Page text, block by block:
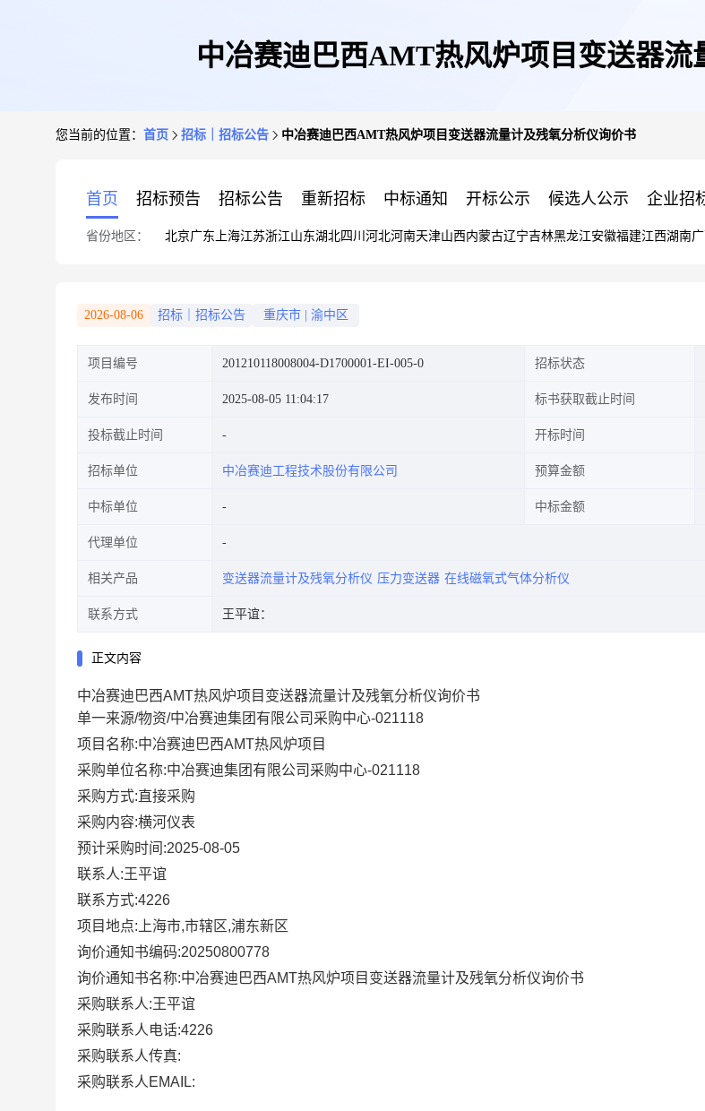
中冶赛迪巴西AMT热风炉项目变送器流
您当前的位置： 首页 招标｜招标公告 中冶赛迪巴西AMT热风炉项目变送器流量计及残氧分析仪询价书
首页 招标预告 招标公告 重新招标 中标通知 开标公示 候选人公示 企业招
省份地区： 北京广东 上海江苏浙江山东湖北四川 河北河南天津山西内蒙古辽宁吉林黑龙江安徽福建江西湖南
2026-08-06 招标｜招标公告 重庆市 渝中区
项目编号 201210118008004-D1700001-EI-005-0 招标状态
发布时间 2025-08-05 11:04:17 标书获取截止时间
投标截止时间 开标时间
招标单位 中冶赛迪工程技术股份有限公司 预算金额
中标单位 中标金额
代理单位
相关产品 变送器流量计及残氧分析仪 压力变送器 在线磁氧式气体分析仪
联系方式 王平谊：
正文内容
中冶赛迪巴西AMT热风炉项目变送器流量计及残氧分析仪询价书
单一来源/物资/中冶赛迪集团有限公司采购中心-021118
项目名称:中冶赛迪巴西AMT热风炉项目
采购单位名称:中冶赛迪集团有限公司采购中心-021118
采购方式:直接采购
采购内容:横河仪表
预计采购时间:2025-08-05
联系人:王平谊
联系方式:4226
项目地点:上海市,市辖区,浦东新区
询价通知书编码:20250800778
询价通知书名称:中冶赛迪巴西AMT热风炉项目变送器流量计及残氧分析仪询价书
采购联系人:王平谊
采购联系人电话:4226
采购联系人传真:
采购联系人EMAIL: